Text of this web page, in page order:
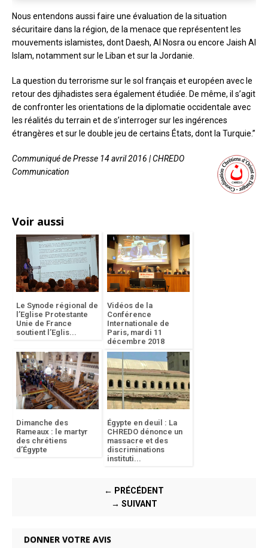
Nous entendons aussi faire une évaluation de la situation
sécuritaire dans la région, de la menace que représentent les
mouvements islamistes, dont Daesh, Al Nosra ou encore Jaish Al
Islam, notamment sur le Liban et sur la Jordanie.
La question du terrorisme sur le sol français et européen avec le
retour des djihadistes sera également étudiée. De même, il s’agit
de confronter les orientations de la diplomatie occidentale avec
les réalités du terrain et de s’interroger sur les ingérences
étrangères et sur le double jeu de certains États, dont la Turquie.”
Communiqué de Presse 14 avril 2016 | CHREDO
Communication
Voir aussi
Le Synode régional de
l’Eglise Protestante
Unie de France
soutient l’Eglis...
Vidéos de la
Conférence
Internationale de
Paris, mardi 11
décembre 2018
Dimanche des
Rameaux : le martyr
des chrétiens
d’Égypte
Égypte en deuil : La
CHREDO dénonce un
massacre et des
discriminations
instituti...
← PRÉCÉDENT
→ SUIVANT
DONNER VOTRE AVIS